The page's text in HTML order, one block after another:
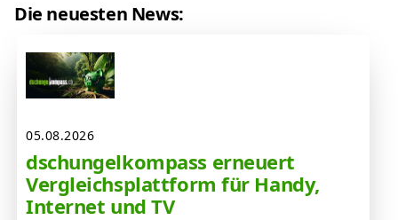
Die neuesten News:
05.08.2026
dschungelkompass erneuert
Vergleichsplattform für Handy,
Internet und TV